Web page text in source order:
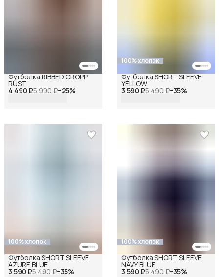
4 490 ₽5 990 ₽−25%
Футболка RIBBED CROPP
RUST
100% хлопок
3 590 ₽5 490 ₽−35%
Футболка SHORT SLEEVE
YELLOW
100% хлопок
3 590 ₽5 490 ₽−35%
Футболка SHORT SLEEVE
AZURE BLUE
100% хлопок
3 590 ₽5 490 ₽−35%
Футболка SHORT SLEEVE
NAVY BLUE